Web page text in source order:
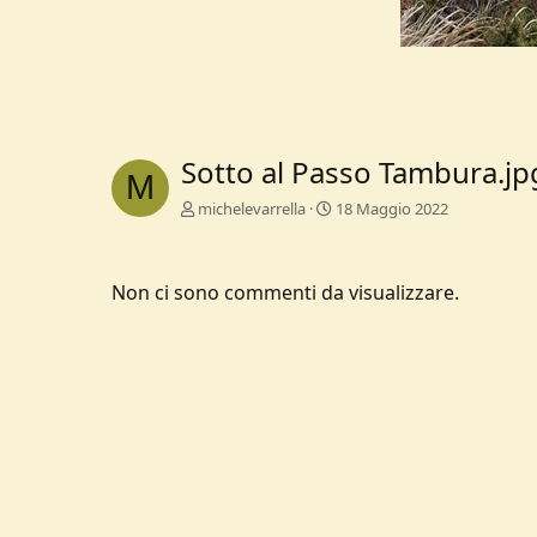
M Sotto al Passo
michelevarrella 18 Maggio 2022
Non ci sono commenti da visualizzare.